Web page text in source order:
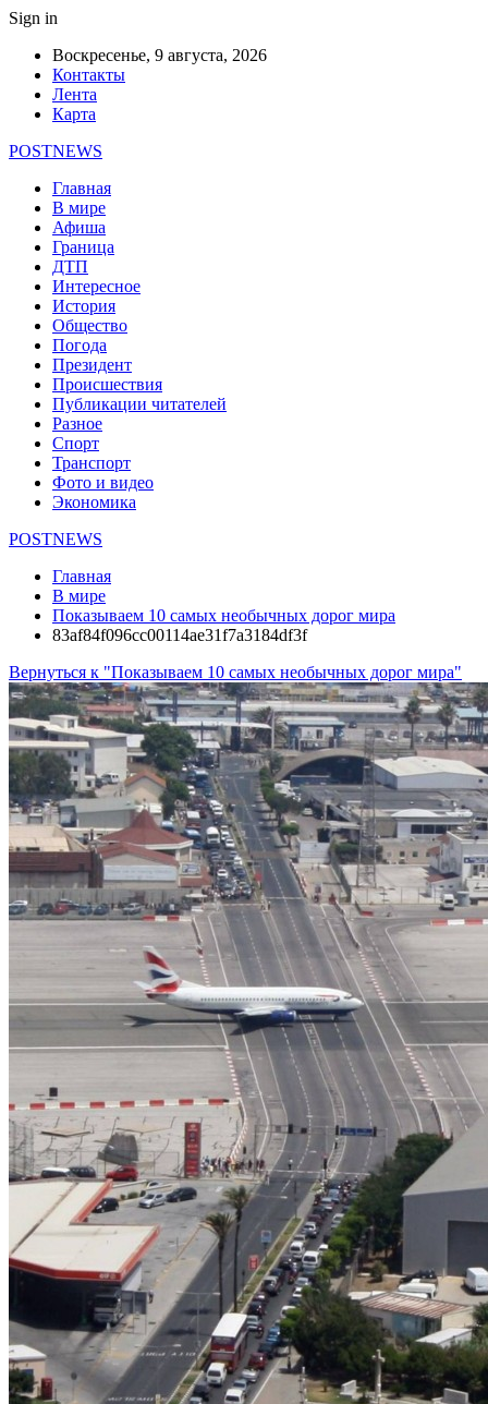
Sign in
Воскресенье, 9 августа, 2026
Контакты
Лента
Карта
POSTNEWS
Главная
В мире
Афиша
Граница
ДТП
Интересное
История
Общество
Погода
Президент
Происшествия
Публикации читателей
Разное
Спорт
Транспорт
Фото и видео
Экономика
POSTNEWS
Главная
В мире
Показываем 10 самых необычных дорог мира
83af84f096cc00114ae31f7a3184df3f
Вернуться к "Показываем 10 самых необычных дорог мира"